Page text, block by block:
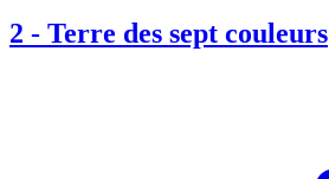
2 - Terre des sept couleurs